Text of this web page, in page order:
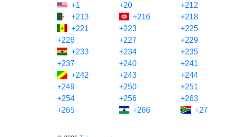
+1 +20
+212
+213
+216
+218
+221
+223
+225
+226
+227
+229
+233
+234
+235
+237
+240
+241
+242
+243
+244
+249
+250
+251
+254
+256
+263
+265
+266 +27